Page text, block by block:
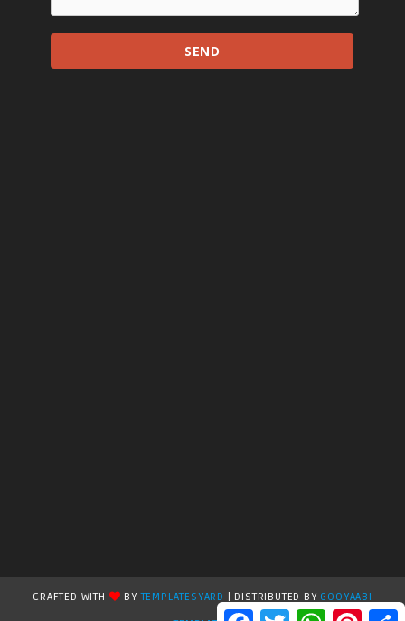
T W P
CRAFTED WITH BYTEMPLATESYARD | DISTRIBUTED BY GOOYAABI